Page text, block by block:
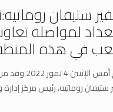
ستيفان
لمواصلة
في هذه
زار يوم أمس
ستيفان روماتيه، رئيس مركز